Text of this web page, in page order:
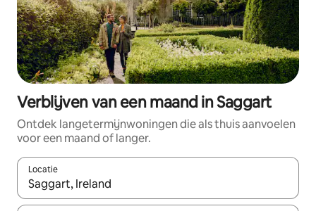
Verblijven van een maand in Saggart
Ontdek langetermijnwoningen die als thuis aanvoelen
voor een maand of langer.
Locatie
Wanneer er resultaten beschikbaar zijn, maak je een keuze